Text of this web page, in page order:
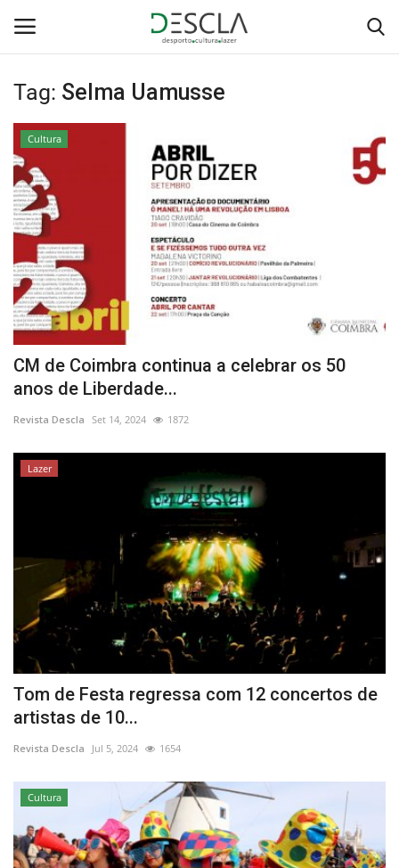
Login Registar
Home
...by Descla
Desporto
Contactos
Sobre Nós
Educação
Estatuto Editorial
Saúde
Cultura
Lazer
Ambiente
Tag: Selma Uamusse
Cultura
CM de Coimbra continua a celebrar os 50
anos de Liberdade...
Revista Descla Set 14, 2024 1872
Lazer
Tom de Festa regressa com 12 concertos de
artistas de 10...
Revista Descla Jul 5, 2024 1654
Cultura